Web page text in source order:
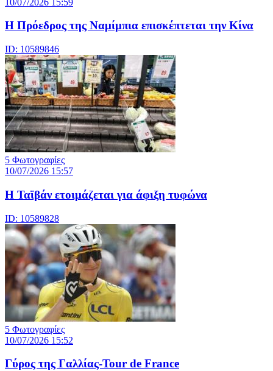
Η Πρόεδρος της Ναμίμπια επισκέπτεται την Κίνα
ID: 10589846
5 Φωτογραφίες
10/07/2026 15:57
Η Ταϊβάν ετοιμάζεται για άφιξη τυφώνα
ID: 10589828
5 Φωτογραφίες
10/07/2026 15:52
Γύρος της Γαλλίας-Tour de France